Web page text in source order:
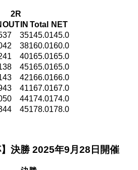
2R
OUT IN Total
NET
37 35145.0145.0
42 38160.0160.0
41 40165.0165.0
38 45165.0165.0
43 42166.0166.0
43 41167.0167.0
50 44174.0174.0
44 45178.0178.0
決勝2025年9月28日開催